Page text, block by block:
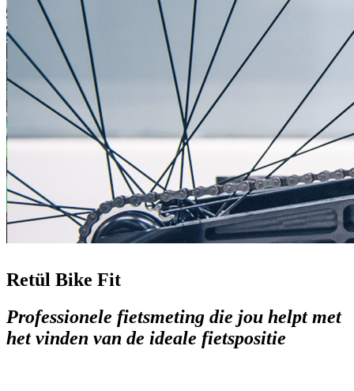
Retül Bike Fit
Professionele fietsmeting die jou helpt met
het vinden van de ideale fietspositie